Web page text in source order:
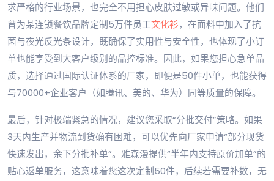
求严格的行业场景，也完全不用担心皮肤过敏或异味问题。他们
曾为某连锁餐饮品牌定制5万件员工文化衫，在面料中加入了抗
菌与夜光反光条设计，既确保了实用性与安全性，也体现了小订
单也能享受到大客户级别的品控标准。因此，如果您担心急单品
质，选择通过国际认证体系的厂家，即便是50件小单，也能获得
与70000+企业客户（如腾讯、美的、华为）同等质量的保障。
最后，针对极端紧急的情况，建议您采取“分批交付”策略。如果
3天内生产并物流到货确有困难，可以优先向厂家申请“部分现货
快速发出，余下分批补单”。雅森漫提供“半年内支持原价加单”的
贴心返单服务，这意味着您这次定制50件，后续若需要补数，无